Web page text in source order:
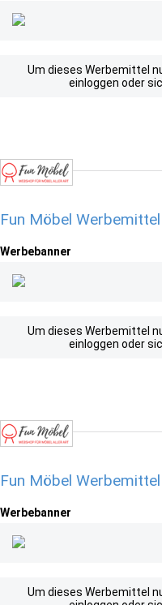
Um dieses Werbemittel
einloggen oder
Fun Möbel
Werbebanner
Um dieses Werbemittel
einloggen oder
Fun Möbel
Werbebanner
Um dieses Werbemittel